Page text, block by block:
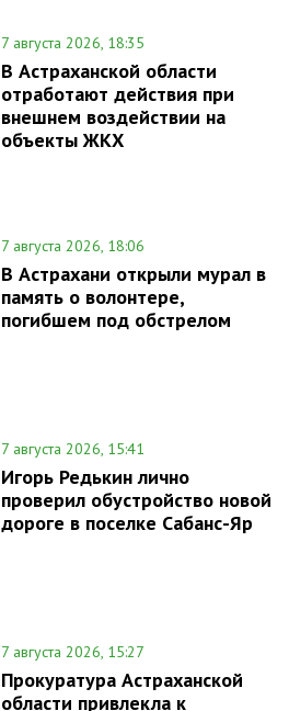
7 августа 2026, 18:35
В Астраханской области
отработают действия при
внешнем воздействии на
объекты ЖКХ
7 августа 2026, 18:06
В Астрахани открыли мурал в
память о волонтере,
погибшем под обстрелом
7 августа 2026, 15:41
Игорь Редькин лично
проверил обустройство новой
дороге в поселке Сабанс-Яр
7 августа 2026, 15:27
Прокуратура Астраханской
области привлекла к